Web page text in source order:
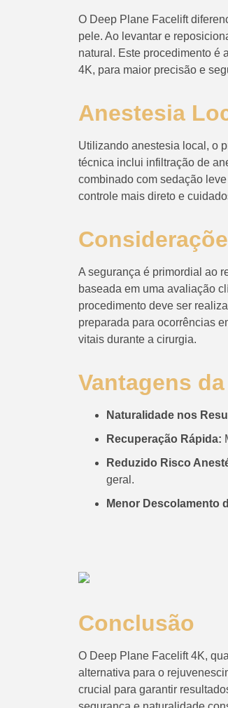
O Deep Plane Facelift
pele. Ao levantar e
natural. Este procedimento é
4K, para maior precisão e
Anestesia
Utilizando anestesia local, o
técnica inclui infiltração de
combinado com sedação
controle mais direto e
A segurança é primordial ao
baseada em uma avaliação
procedimento deve ser
preparada para ocorrências
vitais durante a cirurgia.
Vantagens
Naturalidade nos
Recuperação Rápida:
Reduzido Risco
geral.
Menor Descolamento
Conclusão
O Deep Plane Facelift 4K,
alternativa para o
crucial para garantir